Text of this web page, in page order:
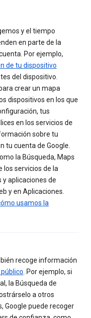
y el tiempo
en parte de la
Por ejemplo,
de tu dispositivo
del dispositivo.
crear un mapa
dispositivos en los que
tus
en los servicios de
sobre tu
tu cuenta de Google.
la Búsqueda, Maps
los servicios de la
y aplicaciones de
y en Aplicaciones.
usamos la
recoge información
. Por ejemplo, si
la Búsqueda de
a otros
Google puede recoger